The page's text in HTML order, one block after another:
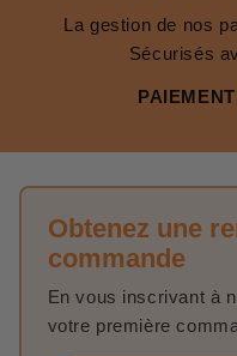
La gestion de nos
Sécurisés
Obtenez une
commande
En vous inscrivant à
votre première